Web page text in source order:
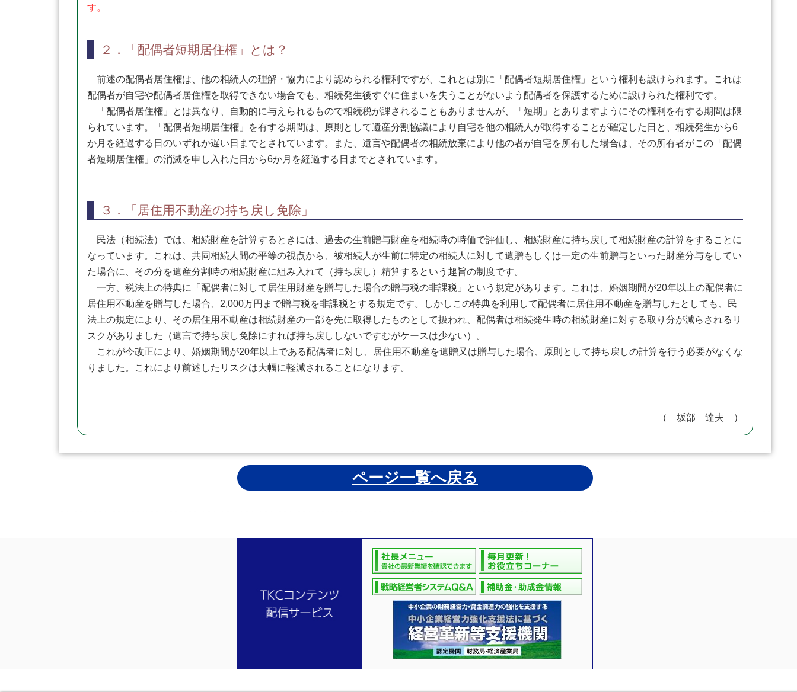
す。
２．「配偶者短期居住権」とは？
前述の配偶者居住権は、他の相続人の理解・協力により認められる権利ですが、これとは別に「配偶者短期居住権」という権利も設けられます。これは
配偶者が自宅や配偶者居住権を取得できない場合でも、相続発生後すぐに住まいを失うことがないよう配偶者を保護するために設けられた権利です。
「配偶者居住権」とは異なり、自動的に与えられるもので相続税が課されることもありませんが、「短期」とありますようにその権利を有する期間は限
られています。「配偶者短期居住権」を有する期間は、原則として遺産分割協議により自宅を他の相続人が取得することが確定した日と、相続発生から6
か月を経過する日のいずれか遅い日までとされています。また、遺言や配偶者の相続放棄により他の者が自宅を所有した場合は、その所有者がこの「配偶
者短期居住権」の消滅を申し入れた日から6か月を経過する日までとされています。
３．「居住用不動産の持ち戻し免除」
民法（相続法）では、相続財産を計算するときには、過去の生前贈与財産を相続時の時価で評価し、相続財産に持ち戻して相続財産の計算をすることに
なっています。これは、共同相続人間の平等の視点から、被相続人が生前に特定の相続人に対して遺贈もしくは一定の生前贈与といった財産分与をしてい
た場合に、その分を遺産分割時の相続財産に組み入れて（持ち戻し）精算するという趣旨の制度です。
一方、税法上の特典に「配偶者に対して居住用財産を贈与した場合の贈与税の非課税」という規定があります。これは、婚姻期間が20年以上の配偶者に
居住用不動産を贈与した場合、2,000万円まで贈与税を非課税とする規定です。しかしこの特典を利用して配偶者に居住用不動産を贈与したとしても、民
法上の規定により、その居住用不動産は相続財産の一部を先に取得したものとして扱われ、配偶者は相続発生時の相続財産に対する取り分が減らされるリ
スクがありました（遺言で持ち戻し免除にすれば持ち戻ししないですむがケースは少ない）。
これが今改正により、婚姻期間が20年以上である配偶者に対し、居住用不動産を遺贈又は贈与した場合、原則として持ち戻しの計算を行う必要がなくな
りました。これにより前述したリスクは大幅に軽減されることになります。
（ 坂部 達夫 ）
ページ一覧へ戻る